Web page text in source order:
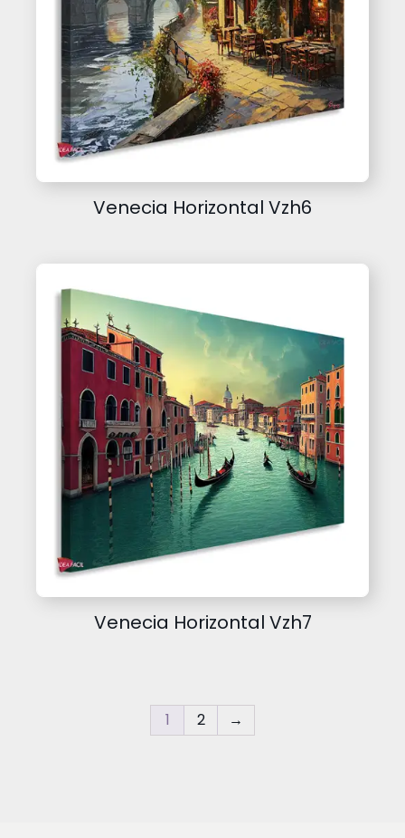
Venecia Horizontal Vzh6
Venecia Horizontal Vzh7
1 2 →